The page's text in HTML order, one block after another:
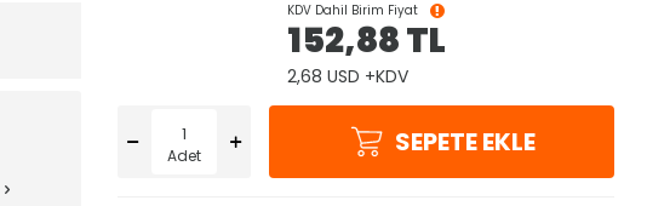
KDV Dahil Birim Fiyat
152,88TL
2,68 USD +KDV
Adet SEPETE EKLE